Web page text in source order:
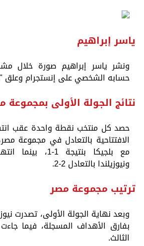
ياسر إبراهيم
ونشر ياسر إبراهيم صورة خلال
حسابه الشخصي على إنستجرام وعلق
نتائج الجولة الأولى بمجموعة
حصد كل منتخب نقطة واحدة عقب
الافتتاحية بالتعادل في مجموعة
مع بلجيكا بنتيجة
ونيوزيلندا بالتعادل 2-2.
ترتيب مجموعة مصر
وبعد نهاية الجولة الأولى، تصدرت
بفارق الأهداف المسجلة، فيما
الثالث.